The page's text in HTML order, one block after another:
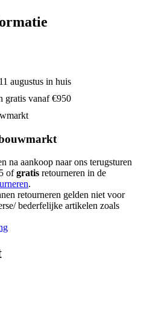
augustus in huis
gratis vanaf €950
na aankoop naar ons terugsturen
ofgratis retourneren in de
.
retourneren gelden niet voor
bederfelijke artikelen zoals